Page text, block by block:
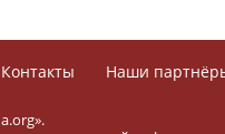
Контакты Наши